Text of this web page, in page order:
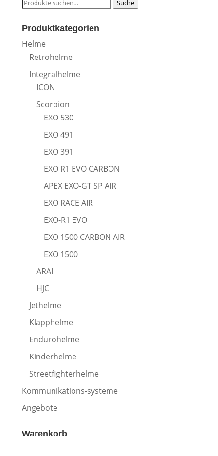
Suche
Produktkategorien
Helme
Retrohelme
Integralhelme
ICON
Scorpion
EXO 530
EXO 491
EXO 391
EXO R1 EVO CARBON
APEX EXO-GT SP AIR
EXO RACE AIR
EXO-R1 EVO
EXO 1500 CARBON AIR
EXO 1500
ARAI
HJC
Jethelme
Klapphelme
Endurohelme
Kinderhelme
Streetfighterhelme
Kommunikations-systeme
Angebote
Warenkorb